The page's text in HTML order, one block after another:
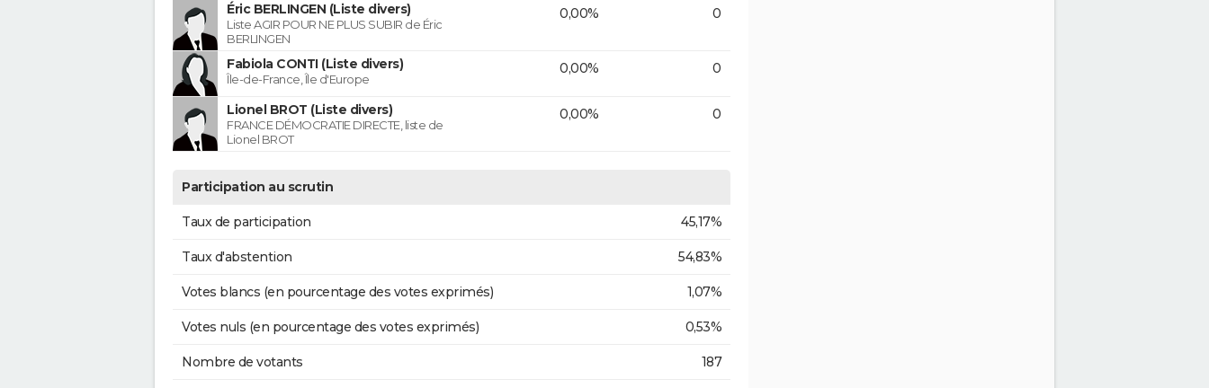
Éric BERLINGEN (Liste divers)
Liste AGIR POUR NE PLUS SUBIR de Éric
BERLINGEN
0,00% 0
Fabiola CONTI (Liste divers)
Île-de-France, Île d'Europe
0,00% 0
Lionel BROT (Liste divers)
FRANCE DÉMOCRATIE DIRECTE, liste de
Lionel BROT
0,00% 0
Participation au scrutin
Taux de participation 45,17%
Taux d'abstention 54,83%
Votes blancs (en pourcentage des votes exprimés) 1,07%
Votes nuls (en pourcentage des votes exprimés) 0,53%
Nombre de votants 187